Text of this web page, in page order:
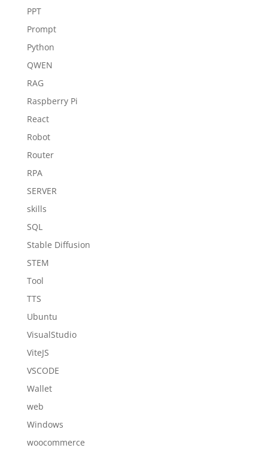
PPT
Prompt
Python
QWEN
RAG
Raspberry Pi
React
Robot
Router
RPA
SERVER
skills
SQL
Stable Diffusion
STEM
Tool
TTS
Ubuntu
VisualStudio
ViteJS
VSCODE
Wallet
web
Windows
woocommerce